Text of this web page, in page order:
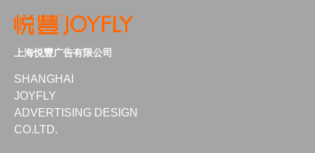
上海悦豐广告有限公司
SHANGHAI
JOYFLY
ADVERTISING DESIGN
CO.LTD.